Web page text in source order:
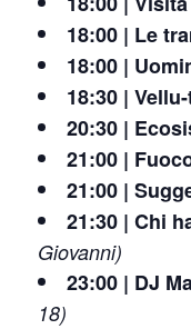
18:00 | Le
18:00 |
18:30 |
20:30 |
21:00 |
21:00 |
21:30 | Chi
Giovanni)
23:00 | DJ
18)